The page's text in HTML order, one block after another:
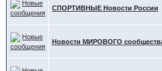
СПОРТИВНЫЕ Новости России
Новости МИРОВОГО